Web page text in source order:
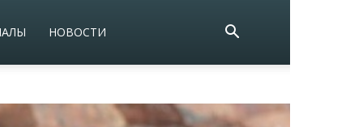
НОВОСТИ